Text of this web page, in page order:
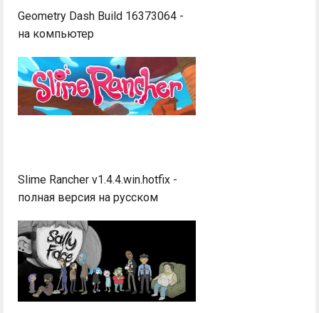
Geometry Dash Build 16373064 -
на компьютер
Slime Rancher v1.4.4.win.hotfix -
полная версия на русском